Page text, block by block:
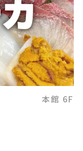
本館 6F